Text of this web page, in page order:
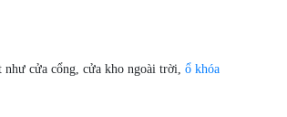
cửa cổng, cửa kho ngoài trời, ổ khóa